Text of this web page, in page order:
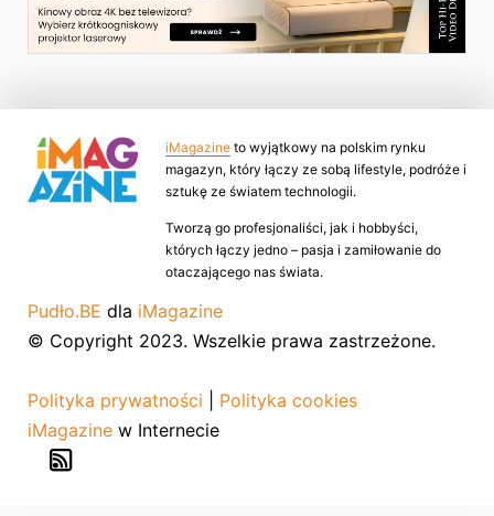
iMagazine to wyjątkowy na polskim rynku
magazyn, który łączy ze sobą lifestyle, podróże i
sztukę ze światem technologii.
Tworzą go profesjonaliści, jak i hobbyści,
których łączy jedno – pasja i zamiłowanie do
otaczającego nas świata.
Pudło.BE dla iMagazine
© Copyright 2023. Wszelkie prawa zastrzeżone.
Polityka prywatności
Polityka cookies
iMagazine w Internecie